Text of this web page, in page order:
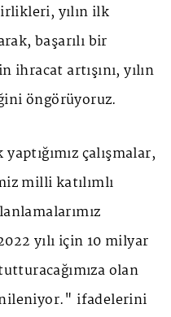
yılın ilk
başarılı bir
artışını, yılın
öngörüyoruz.
çalışmalar,
milli katılımlı
yılı için 10 milyar
olan
ifadelerini